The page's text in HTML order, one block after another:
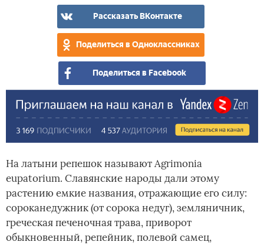
Рассказать ВКонтакте
Поделиться в Одноклассниках
Поделиться в Facebook
На латыни репешок называют Agrimonia
eupatorium. Славянские народы дали этому
растению емкие названия, отражающие его силу:
сороканедужник (от сорока недуг), земляничник,
греческая печеночная трава, приворот
обыкновенный, репейник, полевой самец,